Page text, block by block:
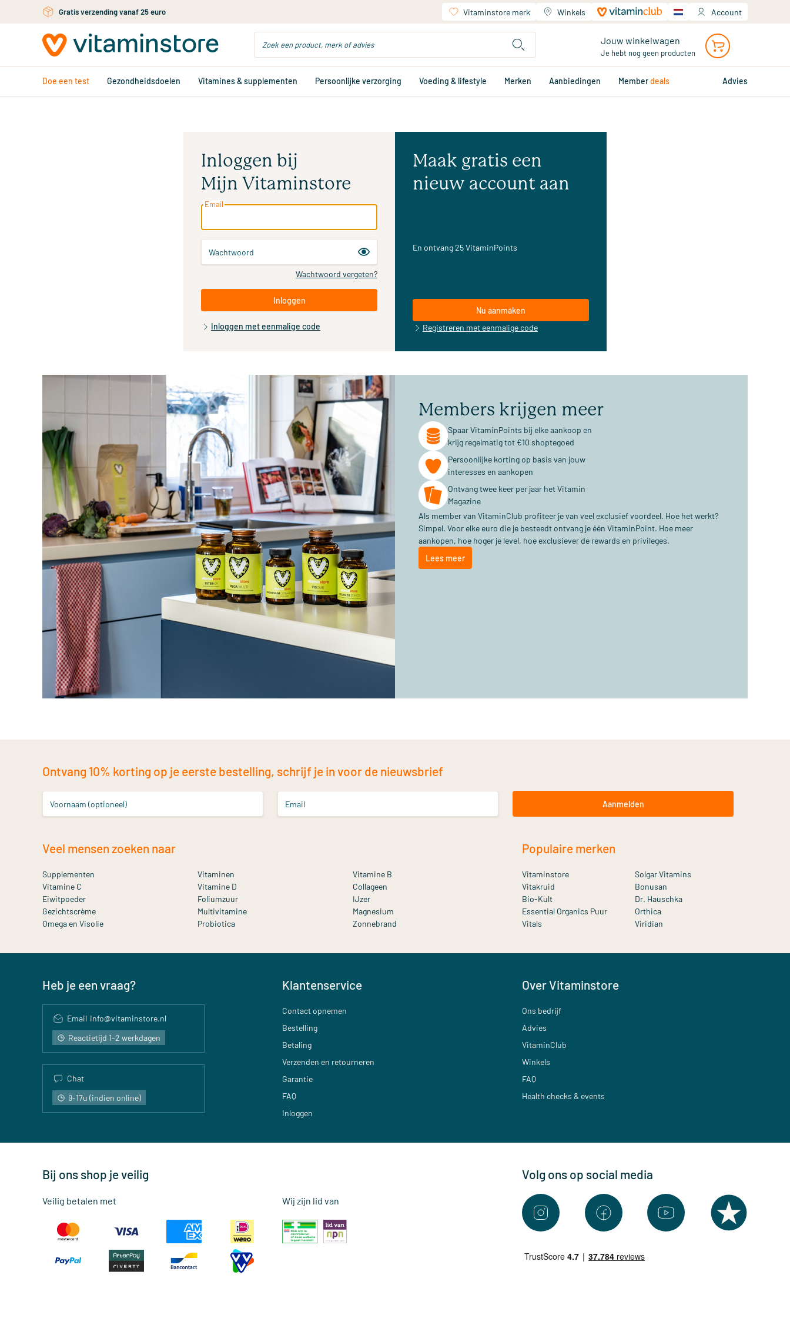
Ga naar de hoofdinhoudGratis persoonlijk advies via chat of email Vitaminstore merk Winkels Account
Jouw winkelwagen
Je hebt nog geen producten
Doe een test Gezondheidsdoelen Vitamines & supplementen Persoonlijke verzorging Voeding & lifestyle Merken Aanbiedingen Memberdeals Advies
Inloggen bij
Mijn Vitaminstore
Email
Wachtwoord
Wachtwoord vergeten?
Inloggen
Inloggen met eenmalige code
Maak gratis een
nieuw account aan
En ontvang 25 VitaminPoints
Nu aanmaken
Registreren met eenmalige code
Members krijgen meer
Spaar VitaminPoints bij elke aankoop en
krijg regelmatig tot €10 shoptegoed
Persoonlijke korting op basis van jouw
interesses en aankopen
Ontvang twee keer per jaar het Vitamin
Magazine
Als member van VitaminClub profiteer je van veel exclusief voordeel. Hoe het werkt?
Simpel. Voor elke euro die je besteedt ontvang je één VitaminPoint. Hoe meer
aankopen, hoe hoger je level, hoe exclusiever de rewards en privileges.
Lees meer
Ontvang 10% korting op je eerste bestelling, schrijf je in voor de nieuwsbrief
Voornaam (optioneel) Email Aanmelden
Veel mensen zoeken naar
Supplementen Vitaminen
Vitamine B
Vitamine C
Vitamine D
Collageen
Eiwitpoeder
Foliumzuur
IJzer
Gezichtscrème
Multivitamine
Magnesium
Omega en Visolie
Probiotica Zonnebrand
Populaire merken
Vitaminstore
Solgar Vitamins
Vitakruid
Bonusan
Bio-Kult
Dr. Hauschka
Essential Organics Puur
Orthica
Vitals
Viridian
Heb je een vraag?
Email info@vitaminstore.nl
Reactietijd 1-2 werkdagen
Chat
9-17u (indien online)
Klantenservice
Contact opnemen
Bestelling
Betaling
Verzenden en retourneren
Garantie
FAQ
Inloggen
Over Vitaminstore
Ons bedrijf
Advies
VitaminClub
Winkels
FAQ
Health checks & events
Bij ons shop je veilig
Veilig betalen met Wij zijn lid van
Volg ons op social media